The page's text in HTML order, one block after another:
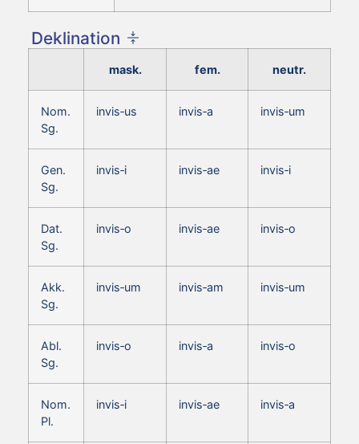
Deklination
mask. fem. neutr.
Nom.
Sg.
invis‑us invis‑a invis‑um
Gen.
Sg.
invis‑i invis‑ae invis‑i
Dat.
Sg.
invis‑o invis‑ae invis‑o
Akk.
Sg.
invis‑um invis‑am invis‑um
Abl.
Sg.
invis‑o invis‑a invis‑o
Nom.
Pl.
invis‑i invis‑ae invis‑a